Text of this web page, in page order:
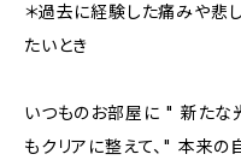
＊過去に経験した痛みや悲
たいとき
いつものお部屋に " 新たな
もクリアに整えて、" 本来